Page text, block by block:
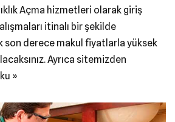
Açma hizmetleri olarak giriş
itinalı bir şekilde
son derece makul fiyatlarla yüksek
Ayrıca sitemizden
»